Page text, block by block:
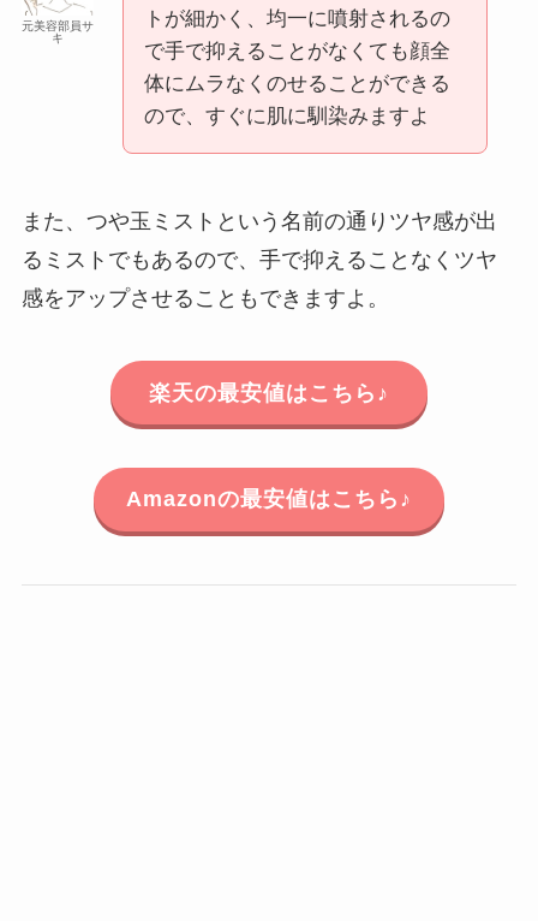
元美容部員サ
キ
トが細かく、均一に噴射されるの
で手で抑えることがなくても顔全
体にムラなくのせることができる
ので、すぐに肌に馴染みますよ
また、つや玉ミストという名前の通りツヤ感が出
るミストでもあるので、手で抑えることなくツヤ
感をアップさせることもできますよ。
楽天の最安値はこちら♪
Amazonの最安値はこちら♪